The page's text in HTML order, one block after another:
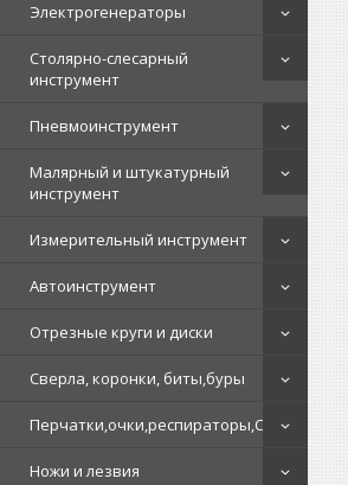
Электрогенераторы
Столярно-слесарный
инструмент
Пневмоинструмент
Малярный и штукатурный
инструмент
Измерительный инструмент
Автоинструмент
Отрезные круги и диски
Сверла, коронки, биты,буры
Перчатки,очки,респираторы,СИЗ
Ножи и лезвия